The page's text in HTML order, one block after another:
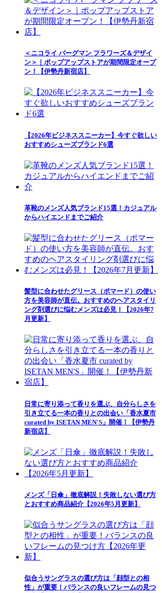
＜ニコライ バーグマン フラワーズ＆デザイ
ン＞｜ポップアップストアが期間限定オープ
ン！【伊勢丹新宿店】
【2026年ビジネススニーカー】今すぐ欲しい
おすすめシューズブランド6選
革靴のメンズ人気ブランド15選！カジュアル
からハイエンドまでご紹介
髪型に合わせたグリース（ポマード）の使い
方を美容師が直伝。おすすめのヘアスタイリ
ング剤選びに悩むメンズは必見！【2026年7
月更新】
日常に寄り添って香りを選ぶ、自分らしさを
引き立てる一本の香りとの出会い「香水夏市
curated by ISETAN MEN'S」開催！【伊勢丹
新宿店】
メンズ「日傘」徹底解説！失敗しない選び方
とおすすめ商品紹介【2026年5月更新】
似合うサングラスの選び方は「顔型との相
性」が重要！バランスの良いフレームの見つ